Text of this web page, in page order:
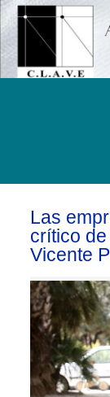
Las
crítico
Vicente